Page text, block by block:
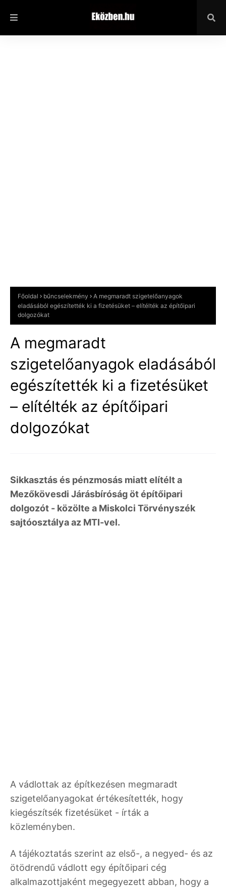
Főoldal bűncselekmény
A megmaradt szigetelőanyagok
eladásából egészítették ki a fizetésüket – elítélték az építőipari
dolgozókat
A megmaradt
szigetelőanyagok eladásából
egészítették ki a fizetésüket
– elítélték az építőipari
dolgozókat
Sikkasztás és pénzmosás miatt elítélt a
Mezőkövesdi Járásbíróság öt építőipari
dolgozót - közölte a Miskolci Törvényszék
sajtóosztálya az MTI-vel.
A vádlottak az építkezésen megmaradt
szigetelőanyagokat értékesítették, hogy
kiegészítsék fizetésüket - írták a
közleményben.
A tájékoztatás szerint az első-, a negyed- és az
ötödrendű vádlott egy építőipari cég
alkalmazottjaként megegyezett abban, hogy a